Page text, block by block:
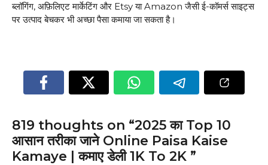
ब्लॉगिंग, अफ़िलिएट मार्केटिंग और Etsy या Amazon जैसी ई-कॉमर्स साइट्स
पर उत्पाद बेचकर भी अच्छा पैसा कमाया जा सकता है।
819 thoughts on “2025 का Top 10
आसान तरीका जाने Online Paisa Kaise
Kamaye | कमाए डेली 1K To 2K ”